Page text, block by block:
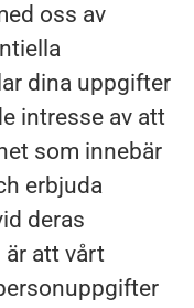
oss av
dina uppgifter
intresse av att
som innebär
erbjuda
deras
är att vårt